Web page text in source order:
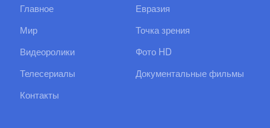
Главное
Евразия
Мир
Точка зрения
Видеоролики
Фото HD
Телесериалы
Документальные фильмы
Контакты